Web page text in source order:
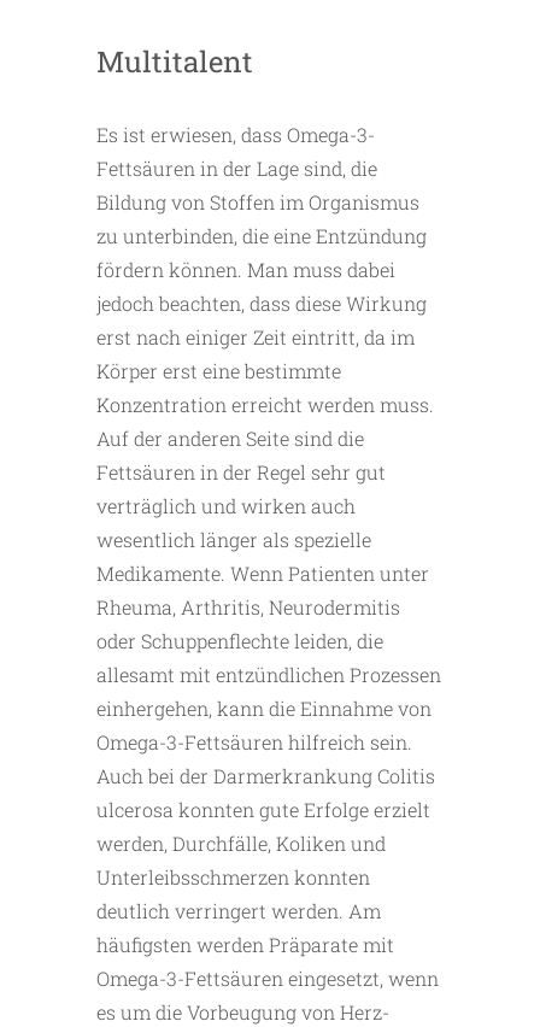
Multitalent
Es ist erwiesen, dass Omega-3-
Fettsäuren in der Lage sind, die
Bildung von Stoffen im Organismus
zu unterbinden, die eine Entzündung
fördern können. Man muss dabei
jedoch beachten, dass diese Wirkung
erst nach einiger Zeit eintritt, da im
Körper erst eine bestimmte
Konzentration erreicht werden muss.
Auf der anderen Seite sind die
Fettsäuren in der Regel sehr gut
verträglich und wirken auch
wesentlich länger als spezielle
Medikamente. Wenn Patienten unter
Rheuma, Arthritis, Neurodermitis
oder Schuppenflechte leiden, die
allesamt mit entzündlichen Prozessen
einhergehen, kann die Einnahme von
Omega-3-Fettsäuren hilfreich sein.
Auch bei der Darmerkrankung Colitis
ulcerosa konnten gute Erfolge erzielt
werden, Durchfälle, Koliken und
Unterleibsschmerzen konnten
deutlich verringert werden. Am
häufigsten werden Präparate mit
Omega-3-Fettsäuren eingesetzt, wenn
es um die Vorbeugung von Herz-